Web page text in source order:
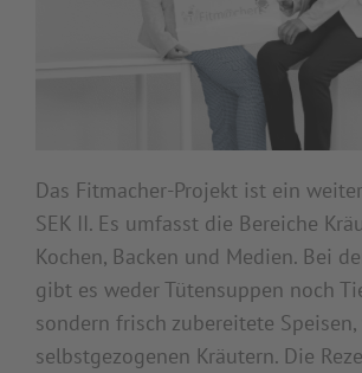
Das Fitmacher-Projekt ist ein
SEK II. Es umfasst die Bereiche
Kochen, Backen und Medien. Bei
gibt es weder Tütensuppen noch
sondern frisch zubereitete
selbstgezogenen Kräutern. Die